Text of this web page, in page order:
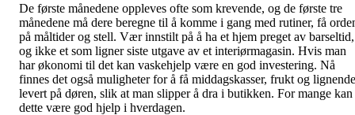
De første månedene oppleves ofte som krevende, og de første tre
månedene må dere beregne til å komme i gang med rutiner, få
på måltider og stell. Vær innstilt på å ha et hjem preget av barseltid,
og ikke et som ligner siste utgave av et interiørmagasin. Hvis man
har økonomi til det kan vaskehjelp være en god investering. Nå
finnes det også muligheter for å få middagskasser, frukt og lignende
levert på døren, slik at man slipper å dra i butikken. For mange kan
dette være god hjelp i hverdagen.